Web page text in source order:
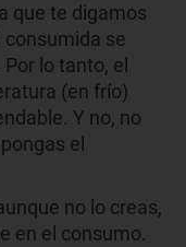
que te digamos
consumida se
lo tanto, el
(en frío)
Y no, no
el
no lo creas,
en el consumo.